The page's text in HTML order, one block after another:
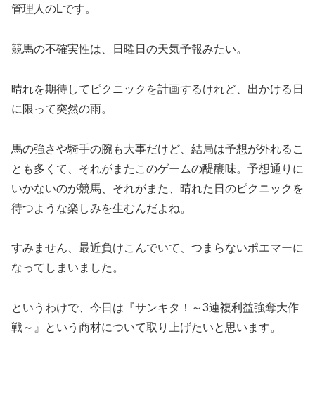
管理人のLです。
競馬の不確実性は、日曜日の天気予報みたい。
晴れを期待してピクニックを計画するけれど、出かける日
に限って突然の雨。
馬の強さや騎手の腕も大事だけど、結局は予想が外れるこ
とも多くて、それがまたこのゲームの醍醐味。予想通りに
いかないのが競馬、それがまた、晴れた日のピクニックを
待つような楽しみを生むんだよね。
すみません、最近負けこんでいて、つまらないポエマーに
なってしまいました。
というわけで、今日は『サンキタ！～3連複利益強奪大作
戦～』という商材について取り上げたいと思います。